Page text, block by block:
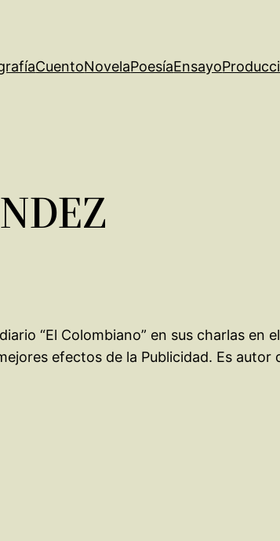
CuentoNovelaPoesíaEnsayo
“El Colombiano” en sus charlas en
efectos de la Publicidad. Es autor